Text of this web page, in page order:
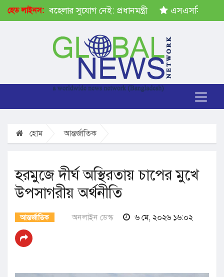
হেড লাইনস:
গ্রহণে অবহেলার সুযোগ নেই: প্রধানমন্ত্রী এসএসসির ফল
হোম আন্তর্জাতিক
হরমুজে দীর্ঘ অস্থিরতায় চাপের মুখে
উপসাগরীয় অর্থনীতি
আন্তর্জাতিক অনলাইন ডেস্ক ৬ মে, ২০২৬ ১৬:০২